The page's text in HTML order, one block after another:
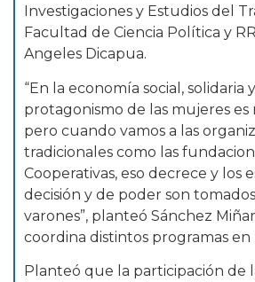
Investigaciones y Estudios del
Facultad de Ciencia Política y
Angeles Dicapua.
“En la economía social, solidaria
protagonismo de las mujeres es
pero cuando vamos a las
tradicionales como las
Cooperativas, eso decrece y los
decisión y de poder son
varones”, planteó Sánchez
coordina distintos programas en
Planteó que la participación de